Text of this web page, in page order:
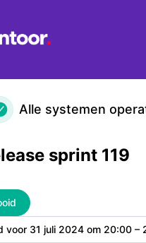
Alle systemen
sprint 119
voor 31 juli 2024 om 20:00 –